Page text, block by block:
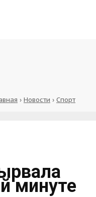
› Новости › Спорт
минуте